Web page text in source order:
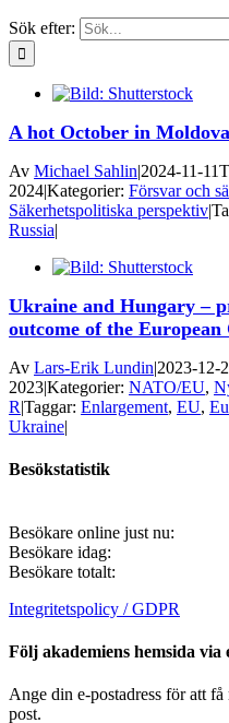
Sök efter:
A hot October in
Av Michael Sahlin|2024-11-
2024|Kategorier: Försvar och
Säkerhetspolitiska perspektiv|
Russia|
Ukraine and Hungary –
outcome of the European
Av Lars-Erik Lundin|2023-12-
2023|Kategorier: NATO/EU,
R|Taggar: Enlargement, EU,
Ukraine|
Besökstatistik
Besökare online just nu:
Besökare idag:
Besökare totalt:
Integritetspolicy / GDPR
Följ akademiens hemsida via
Ange din e-postadress för att
post.